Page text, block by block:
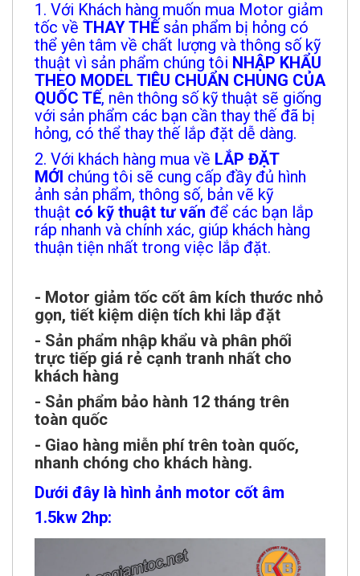
1. Với Khách hàng muốn mua Motor giảm
tốc về THAY THẾ sản phẩm bị hỏng có
thể yên tâm về chất lượng và thông số kỹ
thuật vì sản phẩm chúng tôi NHẬP KHẨU
THEO MODEL TIÊU CHUẨN CHUNG CỦA
QUỐC TẾ, nên thông số kỹ thuật sẽ giống
với sản phẩm các bạn cần thay thế đã bị
hỏng, có thể thay thế lắp đặt dễ dàng.
2. Với khách hàng mua về LẮP ĐẶT
MỚI chúng tôi sẽ cung cấp đầy đủ hình
ảnh sản phẩm, thông số, bản vẽ kỹ
thuật có kỹ thuật tư vấn để các bạn lắp
ráp nhanh và chính xác, giúp khách hàng
thuận tiện nhất trong việc lắp đặt.
- Motor giảm tốc cốt âm kích thước nhỏ
gọn, tiết kiệm diện tích khi lắp đặt
- Sản phẩm nhập khẩu và phân phối
trực tiếp giá rẻ cạnh tranh nhất cho
khách hàng
- Sản phẩm bảo hành 12 tháng trên
toàn quốc
- Giao hàng miễn phí trên toàn quốc,
nhanh chóng cho khách hàng.
Dưới đây là hình ảnh motor cốt âm
1.5kw 2hp: